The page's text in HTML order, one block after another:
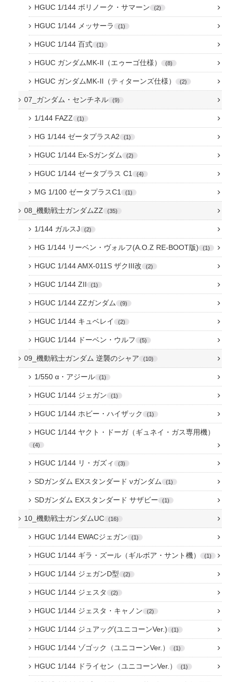
HGUC 1/144 ボリノーク・サマーン 2
HGUC 1/144 メッサーラ 1
HGUC 1/144 百式 1
HGUC ガンダムMK-II（エゥーゴ仕様） 8
HGUC ガンダムMK-II（ティターンズ仕様） 2
07_ガンダム・センチネル 9
1/144 FAZZ 1
HG 1/144 ゼータプラスA2 1
HGUC 1/144 Ex-Sガンダム 2
HGUC 1/144 ゼータプラス C1 4
MG 1/100 ゼータプラスC1 1
08_機動戦士ガンダムZZ 35
1/144 ガルスJ 2
HG 1/144 リーベン・ヴォルフ(A.O.Z RE-BOOT版) 1
HGUC 1/144 AMX-011S ザクIII改 2
HGUC 1/144 ZII 1
HGUC 1/144 ZZガンダム 9
HGUC 1/144 キュベレイ 2
HGUC 1/144 ドーベン・ウルフ 5
09_機動戦士ガンダム 逆襲のシャア 10
1/550 α・アジール 1
HGUC 1/144 ジェガン 1
HGUC 1/144 ホビー・ハイザック 1
HGUC 1/144 ヤクト・ドーガ（ギュネイ・ガス専用機）
4
HGUC 1/144 リ・ガズィ 3
SDガンダム EXスタンダード νガンダム 1
SDガンダム EXスタンダード サザビー 1
10_機動戦士ガンダムUC 16
HGUC 1/144 EWACジェガン 1
HGUC 1/144 ギラ・ズール（ギルボア・サント機） 1
HGUC 1/144 ジェガンD型 2
HGUC 1/144 ジェスタ 2
HGUC 1/144 ジェスタ・キャノン 2
HGUC 1/144 ジュアッグ(ユニコーンVer.) 1
HGUC 1/144 ゾゴック（ユニコーンVer.） 1
HGUC 1/144 ドライセン（ユニコーンVer.） 1